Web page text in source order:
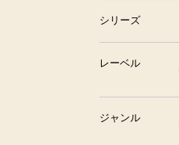
シリーズ
レーベル
ジャンル